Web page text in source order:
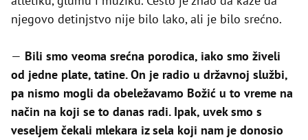
njegovo detinjstvo nije bilo lako, ali je bilo srećno.
— Bili smo veoma srećna porodica, iako smo živeli
od jedne plate, tatine. On je radio u državnoj službi,
pa nismo mogli da obeležavamo Božić u to vreme na
način na koji se to danas radi. Ipak, uvek smo s
veseljem čekali mlekara iz sela koji nam je donosio